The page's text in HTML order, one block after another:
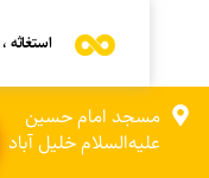
استغاثه ،
مسجد امام حسین
علیه‌السلام خلیل آباد